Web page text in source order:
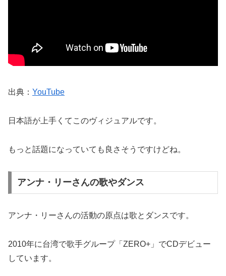
出典： YouTube
日本語が上手くてこのヴィジュアルです。
もっと話題になっていても良さそうですけどね。
アンナ・リーさんの歌やダンス
アンナ・リーさんの活動の原点は歌とダンスです。
2010年に台湾で歌手グループ「ZERO+」でCDデビュー
しています。